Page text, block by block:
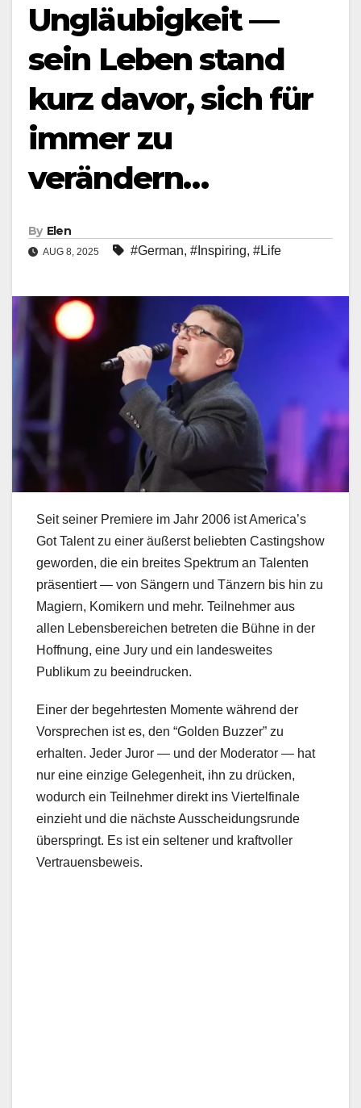
Ungläubigkeit —
sein Leben stand
kurz davor, sich für
immer zu
verändern…
By Elen
AUG 8, 2025 #German, #Inspiring, #Life
Seit seiner Premiere im Jahr 2006 ist America’s
Got Talent zu einer äußerst beliebten Castingshow
geworden, die ein breites Spektrum an Talenten
präsentiert — von Sängern und Tänzern bis hin zu
Magiern, Komikern und mehr. Teilnehmer aus
allen Lebensbereichen betreten die Bühne in der
Hoffnung, eine Jury und ein landesweites
Publikum zu beeindrucken.
Einer der begehrtesten Momente während der
Vorsprechen ist es, den “Golden Buzzer” zu
erhalten. Jeder Juror — und der Moderator — hat
nur eine einzige Gelegenheit, ihn zu drücken,
wodurch ein Teilnehmer direkt ins Viertelfinale
einzieht und die nächste Ausscheidungsrunde
überspringt. Es ist ein seltener und kraftvoller
Vertrauensbeweis.